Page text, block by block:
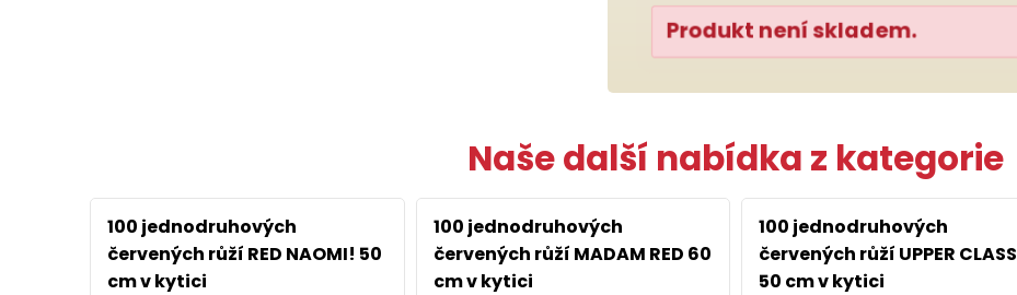
Produkt není skladem.
Naše další nabídka z kategorie
100 jednodruhových
červených růží RED NAOMI! 50
cm v kytici
100 jednodruhových
červených růží MADAM RED 60
cm v kytici
100 jednodruhových
červených růží UPPER CLASS
50 cm v kytici